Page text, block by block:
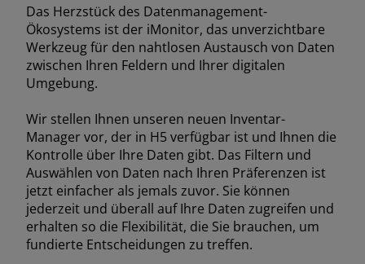
EAST AND
East and Pacific (English)
Vertragshändler suchen
Das Herzstück des Datenmanagement-
Ökosystems ist der iMonitor, das unverzichtbare
Werkzeug für den nahtlosen Austausch von Daten
zwischen Ihren Feldern und Ihrer digitalen
Umgebung.
Wir stellen Ihnen unseren neuen Inventar-
Manager vor, der in H5 verfügbar ist und Ihnen die
Kontrolle über Ihre Daten gibt. Das Filtern und
Auswählen von Daten nach Ihren Präferenzen ist
jetzt einfacher als jemals zuvor. Sie können
jederzeit und überall auf Ihre Daten zugreifen und
erhalten so die Flexibilität, die Sie brauchen, um
fundierte Entscheidungen zu treffen.